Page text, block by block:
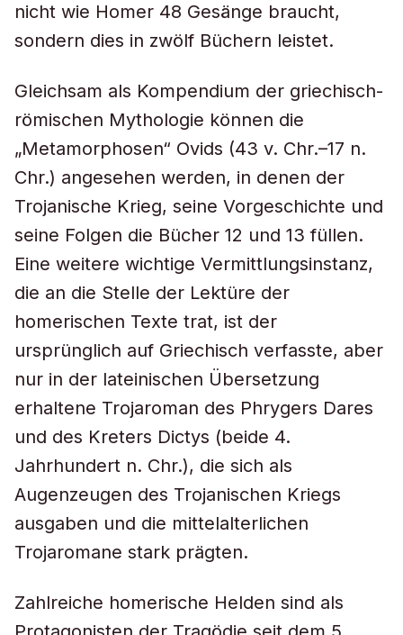
nicht wie Homer 48 Gesänge braucht,
sondern dies in zwölf Büchern leistet.
Gleichsam als Kompendium der griechisch-
römischen Mythologie können die
„Metamorphosen“ Ovids (43 v. Chr.–17 n.
Chr.) angesehen werden, in denen der
Trojanische Krieg, seine Vorgeschichte und
seine Folgen die Bücher 12 und 13 füllen.
Eine weitere wichtige Vermittlungsinstanz,
die an die Stelle der Lektüre der
homerischen Texte trat, ist der
ursprünglich auf Griechisch verfasste, aber
nur in der lateinischen Übersetzung
erhaltene Trojaroman des Phrygers Dares
und des Kreters Dictys (beide 4.
Jahrhundert n. Chr.), die sich als
Augenzeugen des Trojanischen Kriegs
ausgaben und die mittelalterlichen
Trojaromane stark prägten.
Zahlreiche homerische Helden sind als